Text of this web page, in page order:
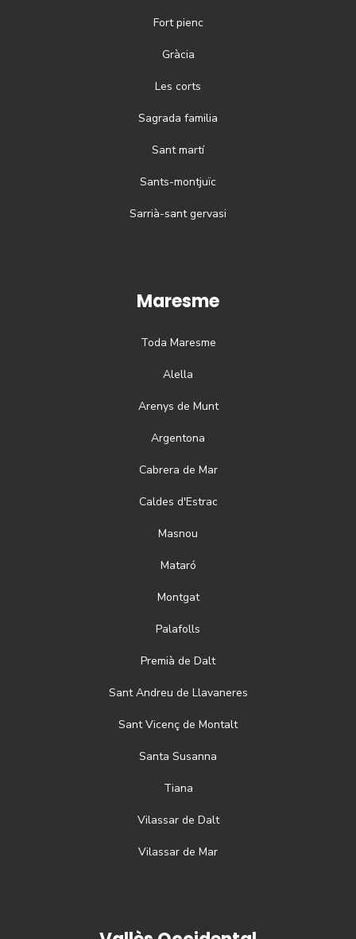
Fort pienc
Gràcia
Les corts
Sagrada familia
Sant martí
Sants-montjuïc
Sarrià-sant gervasi
Maresme
Toda Maresme
Alella
Arenys de Munt
Argentona
Cabrera de Mar
Caldes d'Estrac
Masnou
Mataró
Montgat
Palafolls
Premià de Dalt
Sant Andreu de Llavaneres
Sant Vicenç de Montalt
Santa Susanna
Tiana
Vilassar de Dalt
Vilassar de Mar